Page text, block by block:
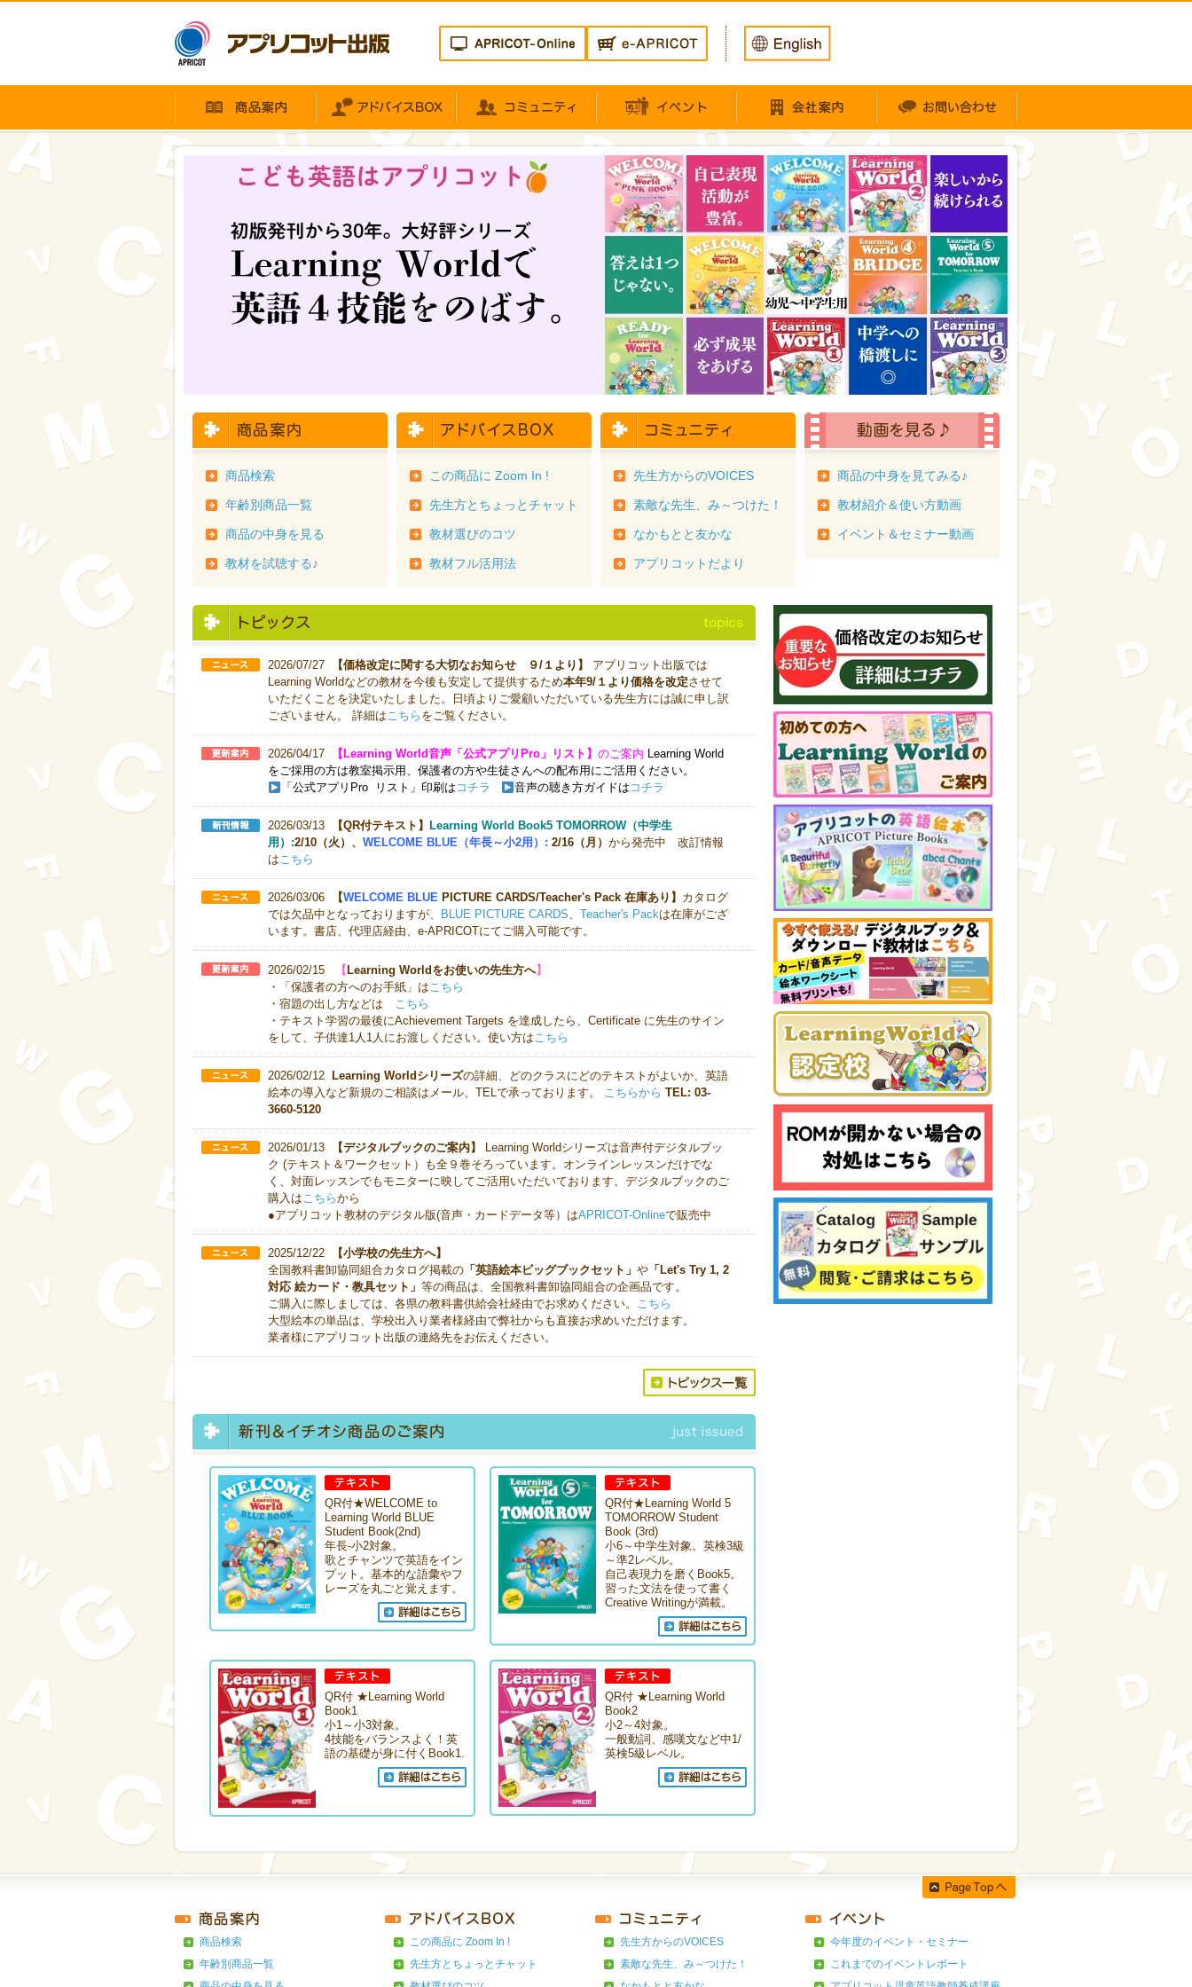
商品検索
年齢別商品一覧
商品の中身を見る
教材を試聴する♪
この商品に Zoom In !
先生方とちょっとチャット
教材選びのコツ
教材フル活用法
先生方からのVOICES
素敵な先生、み～つけた！
なかもとと友かな
アプリコットだより
商品の中身を見てみる♪
教材紹介＆使い方動画
イベント＆セミナー動画
2026/07/27 【価格改定に関する大切なお知らせ ９/１より】
アプリコット出版では
Learning Worldなどの教材を今後も安定して提供するため本年9/１より価格を改定させて
いただくことを決定いたしました。日頃よりご愛顧いただいている先生方には誠に申し訳
ございません。 詳細はこちら をご覧ください。
2026/04/17 【Learning World音声「公式アプリPro」リスト】 のご案内 Learning World
をご採用の方は教室掲示用、 保護者の方や生徒さんへの配布用にご活用ください。
「公式アプリPro リスト」印刷は コチラ 音声の聴き方ガイドは コチラ
2026/03/13 【QR付テキスト】
Learning World Book5 TOMORROW（中学生
用）:2/10（火）、 WELCOME BLUE（年長～小2用）: 2/16（月） から発売中 改訂情報
はこちら
2026/03/06 【WELCOME BLUE PICTURE CARDS/Teacher's Pack 在庫あり】 カタログ
では欠品中となっておりますが、
BLUE PICTURE CARDS、 Teacher's Packは在庫がござ
います。書店、代理店経由、e-APRICOTにてご購入可能です。
2026/02/15 【Learning Worldをお使いの先生方へ】
・「保護者の方へのお手紙」は こちら
・宿題の出し方などは
こちら
・テキスト学習の最後にAchievement Targets を達成したら、Certificate に先生のサイン
をして、子供達1人1人にお渡しください。使い方は こちら
2026/02/12 Learning Worldシリーズの詳細、どのクラスにどのテキストがよいか、英語
絵本の導入など新規のご相談はメール、TELで承っております。
こちらから TEL: 03-
3660-5120
2026/01/13 【デジタルブックのご案内】
Learning Worldシリーズは音声付デジタルブッ
ク (テキスト＆ワークセット）も全９巻そろっています。オンラインレッスンだけでな
く、対面レッスンでもモニターに映してご活用いただいております。デジタルブックのご
購入は こちらから
●アプリコット教材のデジタル版(音声・カードデータ等）はAPRICOT-Onlineで販売中
2025/12/22
【小学校の先生方へ】
全国教科書卸協同組合カタログ掲載の 「英語絵本ビッグブックセット」 や 「Let's Try 1, 2
対応 絵カード・教具セット」 等の商品は、全国教科書卸協同組合の企画品です。
ご購入に際しましては、各県の教科書供給会社経由でお求めください。
こちら
大型絵本の単品は、学校出入り業者様経由で弊社からも直接お求めいただけます。
業者様にアプリコット出版の連絡先をお伝えください。
QR付★WELCOME to
Learning World BLUE
Student Book(2nd)
年長-小2対象。
歌とチャンツで英語をイン
プット。基本的な語彙やフ
レーズを丸ごと覚えます。
QR付★Learning World 5
TOMORROW Student
Book (3rd)
小6～中学生対象。英検3級
～準2レベル。
自己表現力を磨くBook5。
習った文法を使って書く
Creative Writingが満載。
QR付 ★Learning World
Book1
小1～小3対象。
4技能をバランスよく！英
語の基礎が身に付くBook1.
QR付 ★Learning World
Book2
小2～4対象。
一般動詞、感嘆文など中1/
英検5級レベル。
商品検索
年齢別商品一覧
この商品に Zoom In !
先生方とちょっとチャット
先生方からのVOICES
素敵な先生、み～つけた！
今年度のイベント・セミナー
これまでのイベントレポート